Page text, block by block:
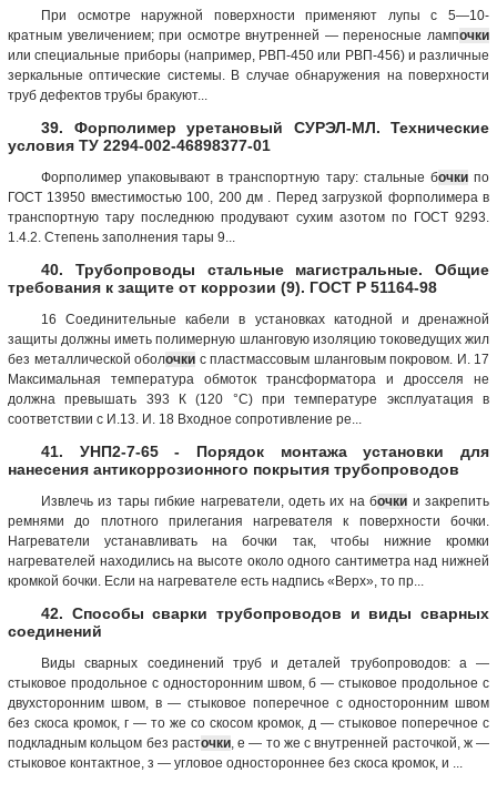
При осмотре наружной поверхности применяют лупы с 5—10-
кратным увеличением; при осмотре внутренней — переносные лампочки
или специальные приборы (например, РВП-450 или РВП-456) и различные
зеркальные оптические системы. В случае обнаружения на поверхности
труб дефектов трубы бракуют...
39. Форполимер уретановый СУРЭЛ-МЛ. Технические
условия ТУ 2294-002-46898377-01
Форполимер упаковывают в транспортную тару: стальные бочкипо
ГОСТ 13950 вместимостью 100, 200 дм . Перед загрузкой форполимера в
транспортную тару последнюю продувают сухим азотом по ГОСТ 9293.
1.4.2. Степень заполнения тары 9...
40. Трубопроводы стальные магистральные. Общие
требования к защите от коррозии (9). ГОСТ Р 51164-98
16 Соединительные кабели в установках катодной и дренажной
защиты должны иметь полимерную шланговую изоляцию токоведущих жил
без металлической оболочки с пластмассовым шланговым покровом. И. 17
Максимальная температура обмоток трансформатора и дросселя не
должна превышать 393 К (120 °С) при температуре эксплуатация в
соответствии с И.13. И. 18 Входное сопротивление ре...
41. УНП2-7-65 - Порядок монтажа установки для
нанесения антикоррозионного покрытия трубопроводов
Извлечь из тары гибкие нагреватели, одеть их на бочки и закрепить
ремнями до плотного прилегания нагревателя к поверхности бочки.
Нагреватели устанавливать на бочки так, чтобы нижние кромки
нагревателей находились на высоте около одного сантиметра над нижней
кромкой бочки. Если на нагревателе есть надпись «Верх», то пр...
42. Способы сварки трубопроводов и виды сварных
соединений
Виды сварных соединений труб и деталей трубопроводов: а —
стыковое продольное с односторонним швом, б — стыковое продольное с
двухсторонним швом, в — стыковое поперечное с односторонним швом
без скоса кромок, г — то же со скосом кромок, д — стыковое поперечное с
подкладным кольцом без расточки, е — то же с внутренней расточкой, ж —
стыковое контактное, з — угловое одностороннее без скоса кромок, и ...